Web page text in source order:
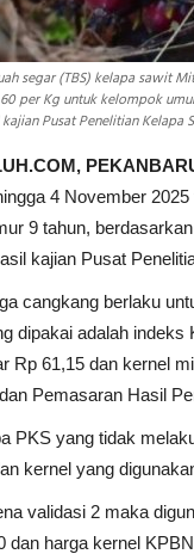
segar (TBS) kelapa sawit
per Kg untuk kelompok
Pusat Penelitian
4 November
9 tahun,
kajian Pusat
cangkang berlaku
dipakai adalah indeks
Rp 61,15 dan kernel
Pemasaran Hasil
PKS yang tidak
kernel yang
validasi 2 maka
dan harga kernel